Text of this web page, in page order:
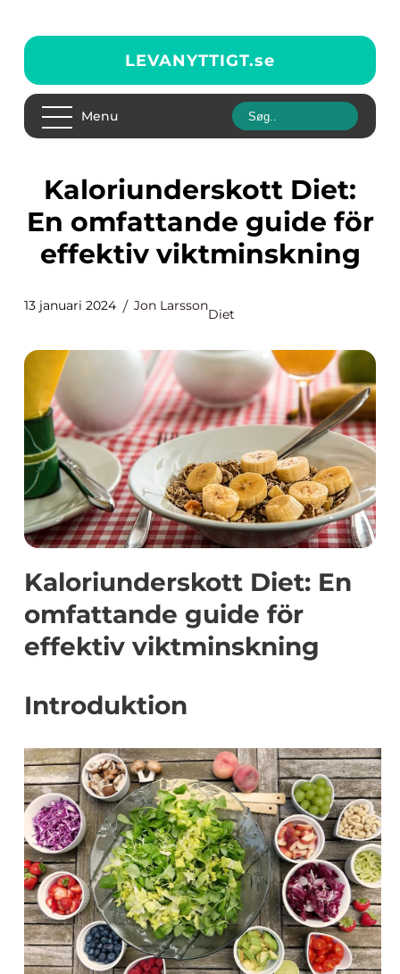
LEVANYTTIGT.se
Menu
Kaloriunderskott Diet:
En omfattande guide för
effektiv viktminskning
13 januari 2024 Jon Larsson
Diet
Kaloriunderskott Diet: En
omfattande guide för
effektiv viktminskning
Introduktion